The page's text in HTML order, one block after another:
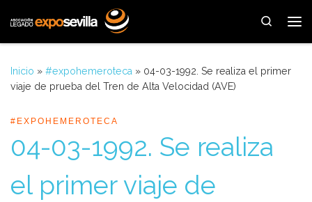
Saltar al contenido
Search
Inicio » #expohemeroteca » 04-03-1992. Se realiza el primer
viaje de prueba del Tren de Alta Velocidad (AVE)
#EXPOHEMEROTECA
04-03-1992. Se realiza
el primer viaje de